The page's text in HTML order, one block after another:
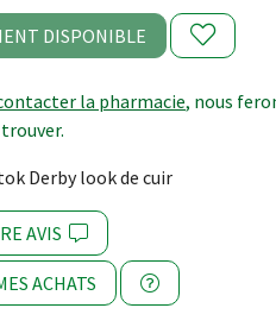
DISPONIBLE
la pharmacie, nous
Derby look de cuir
AVIS
ACHATS